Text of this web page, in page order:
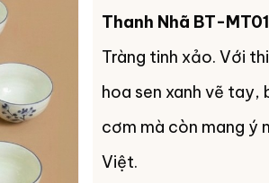
Thanh Nhã BT-MT01
Tràng tinh xảo. Với
hoa sen xanh vẽ tay,
cơm mà còn mang ý
Việt.